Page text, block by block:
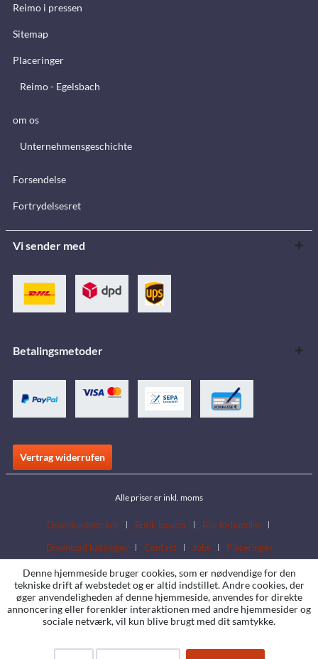
Reimo i pressen
Sitemap
Placeringer
Reimo - Egelsbach
om os
Unternehmensgeschichte
Forsendelse
Fortrydelsesret
Vi sender med
Betalingsmetoder
Vertrag widerrufen
Alle priser er inkl. moms
Downloadområde Butik locator
Bliv forhandler
Download kataloger
Contact Jobs Placeringer
Denne hjemmeside bruger cookies, som er nødvendige for den
tekniske drift af webstedet og er altid indstillet. Andre cookies, der
øger anvendeligheden af denne hjemmeside, anvendes for direkte
annoncering eller forenkler interaktionen med andre hjemmesider og
sociale netværk, vil kun blive brugt med dit samtykke.